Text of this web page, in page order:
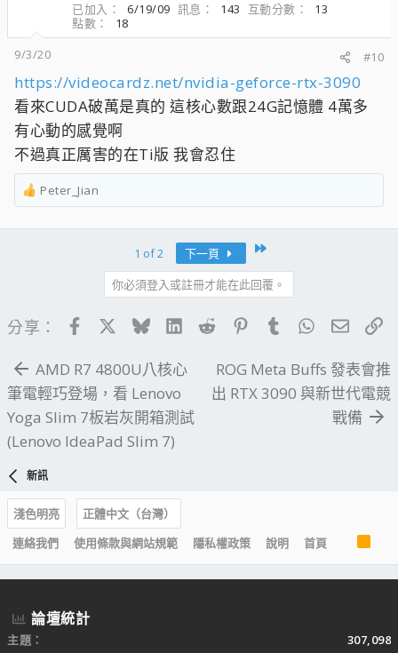
已加入
6/19/09 訊息 143 互動分數
13
點數
18
9/3/20
#10
https://videocardz.net/nvidia-geforce-rtx-3090
看來CUDA破萬是真的 這核心數跟24G記憶體 4萬多
有心動的感覺啊
不過真正厲害的在Ti版 我會忍住
R
a
n
Peter_Jian
1 of 2 下一頁
你必須登入或註冊才能在此回覆。
分享： FacebookBlueskyLinkedIn
Reddit PinterestTumblrWhatsApp
電子
AMD R7 4800U八核心
筆電輕巧登場，看 Lenovo
Yoga Slim 7板岩灰開箱測試
(Lenovo IdeaPad Slim 7)
ROG Meta Buffs 發表會推
出 RTX 3090 與新世代電競
戰備
新訊
淺色明亮
正體中文（台灣）
連絡我們
使用條款與網站規範 隱私權政策 說明 首頁
S
論壇統計
主題
307,098